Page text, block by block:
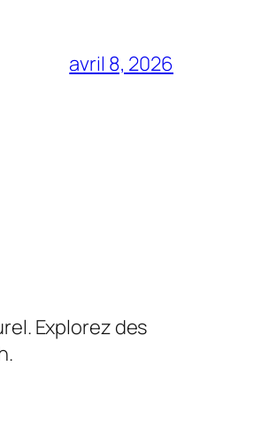
avril 8, 2026
Explorez des